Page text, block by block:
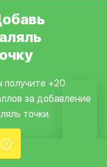
получите +20
за добавление
точки.